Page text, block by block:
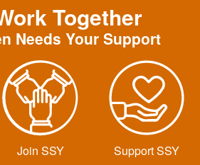
Together
Needs Your Support
Join SSY Support SSY